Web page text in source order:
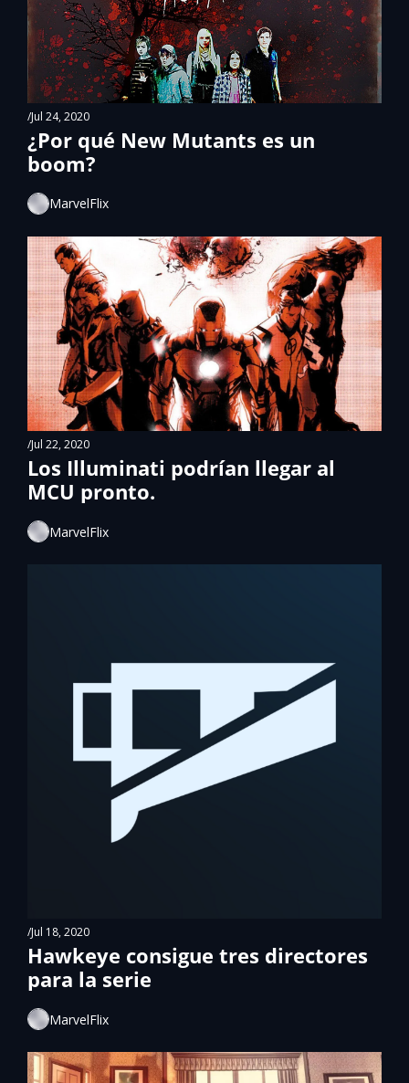
/Jul 24, 2020
¿Por qué New Mutants es un
boom?
MarvelFlix
/Jul 22, 2020
Los Illuminati podrían llegar al
MCU pronto.
MarvelFlix
/Jul 18, 2020
Hawkeye consigue tres directores
para la serie
MarvelFlix